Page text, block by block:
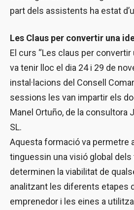
part dels assistents ha estat
Les Claus per convertir una
El curs “Les claus per convertir
va tenir lloc el dia 24 i 29 de
instal·lacions del Consell
sessions les van impartir els
Manel Ortuño, de la consultora
SL.
Aquesta formació va permetre
tinguessin una visió global
determinen la viabilitat de
analitzant les diferents etapes
emprenedor i les eines a